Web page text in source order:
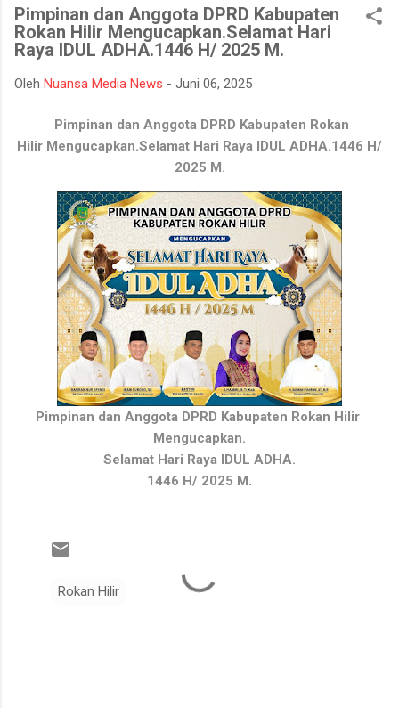
bencana asap akibat kebakaran hutan dan lahan yang kerap
terjadi pada musim kemarau. Apel dan gladi lapangan diikuti
oleh unsur TNI, Polri, BPBD, Manggala Agni, Dinas Pemadam
Kebakaran, instansi pemerintah daerah, relawan, serta berbagai
mendapatkan gambaran mengenai mekanisme penanganan
Karhutla, mulai dari koordinasi antarinstansi, pengerahan
personel dan peralatan, hingga simulasi pe...
Pimpinan dan Anggota DPRD Kabupaten
Rokan Hilir Mengucapkan.Selamat Hari
Raya IDUL ADHA.1446 H/ 2025 M.
Oleh Nuansa Media News - Juni 06, 2025
Pimpinan dan Anggota DPRD Kabupaten Rokan
Hilir Mengucapkan.Selamat Hari Raya IDUL ADHA.1446 H/
2025 M.
Pimpinan dan Anggota DPRD Kabupaten Rokan Hilir
Mengucapkan.
Selamat Hari Raya IDUL ADHA.
1446 H/ 2025 M.
Rokan Hilir